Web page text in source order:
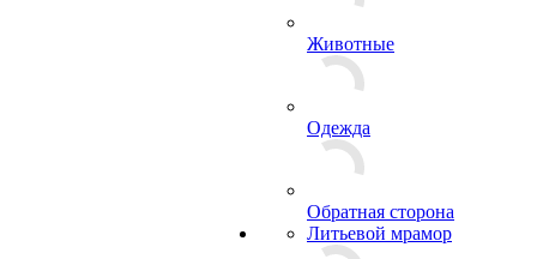
Животные
Одежда
Обратная сторона
Литьевой мрамор